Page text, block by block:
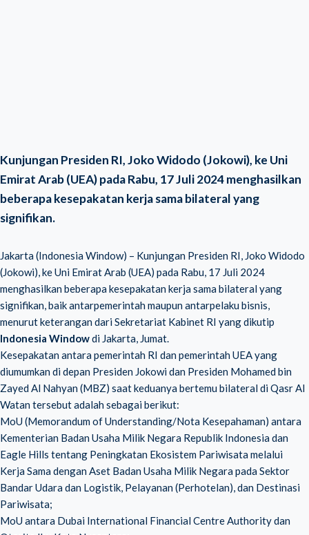
Kunjungan Presiden RI, Joko Widodo (Jokowi), ke Uni
Emirat Arab (UEA) pada Rabu, 17 Juli 2024 menghasilkan
beberapa kesepakatan kerja sama bilateral yang
signifikan.
Jakarta (Indonesia Window) – Kunjungan Presiden RI, Joko Widodo
(Jokowi), ke Uni Emirat Arab (UEA) pada Rabu, 17 Juli 2024
menghasilkan beberapa kesepakatan kerja sama bilateral yang
signifikan, baik antarpemerintah maupun antarpelaku bisnis,
menurut keterangan dari Sekretariat Kabinet RI yang dikutip
Indonesia Windowdi Jakarta, Jumat.
Kesepakatan antara pemerintah RI dan pemerintah UEA yang
diumumkan di depan Presiden Jokowi dan Presiden Mohamed bin
Zayed Al Nahyan(MBZ) saat keduanya bertemu bilateral di Qasr Al
Watan tersebut adalah sebagai berikut:
MoU (Memorandum of Understanding/Nota Kesepahaman) antara
Kementerian Badan Usaha Milik Negara Republik Indonesia dan
Eagle Hills tentang Peningkatan Ekosistem Pariwisata melalui
Kerja Sama dengan Aset Badan Usaha Milik Negara pada Sektor
Bandar Udara dan Logistik, Pelayanan (Perhotelan), dan Destinasi
Pariwisata;
MoU antara Dubai International Financial Centre Authority dan